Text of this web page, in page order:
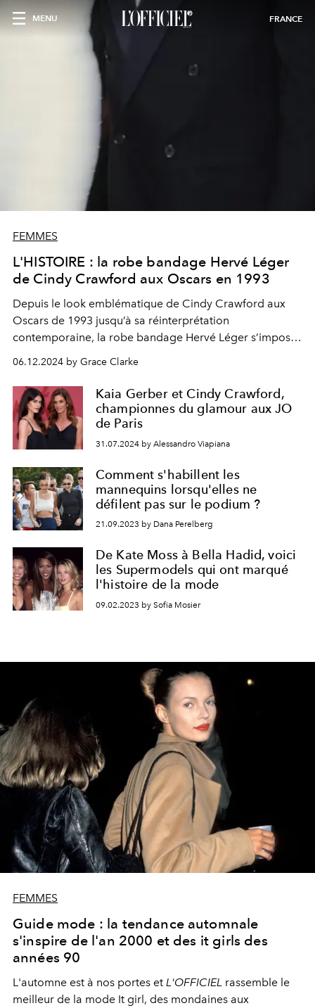
MENU FRANCE
FEMMES
L'HISTOIRE : la robe bandage Hervé Léger
de Cindy Crawford aux Oscars en 1993
Depuis le look emblématique de Cindy Crawford aux
Oscars de 1993 jusqu’à sa réinterprétation
contemporaine, la robe bandage Hervé Léger s’impose
comme un intemporel, incarnant empowerment,
élégance et féminité assumée.
06.12.2024 by Grace Clarke
Kaia Gerber et Cindy Crawford,
championnes du glamour aux JO
de Paris
31.07.2024 by Alessandro Viapiana
Comment s'habillent les
mannequins lorsqu'elles ne
défilent pas sur le podium ?
21.09.2023 by Dana Perelberg
De Kate Moss à Bella Hadid, voici
les Supermodels qui ont marqué
l'histoire de la mode
09.02.2023 by Sofia Mosier
FEMMES
Guide mode : la tendance automnale
s'inspire de l'an 2000 et des it girls des
années 90
L'automne est à nos portes et L'OFFICIEL rassemble le
meilleur de la mode It girl, des mondaines aux